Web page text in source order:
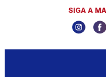
SIGA A